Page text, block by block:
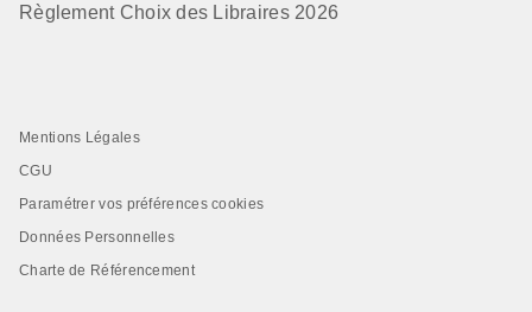
Règlement Choix des Libraires 2026
Mentions Légales
CGU
Paramétrer vos préférences cookies
Données Personnelles
Charte de Référencement